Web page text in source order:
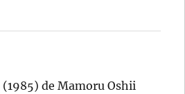
(1985) de Mamoru Oshii